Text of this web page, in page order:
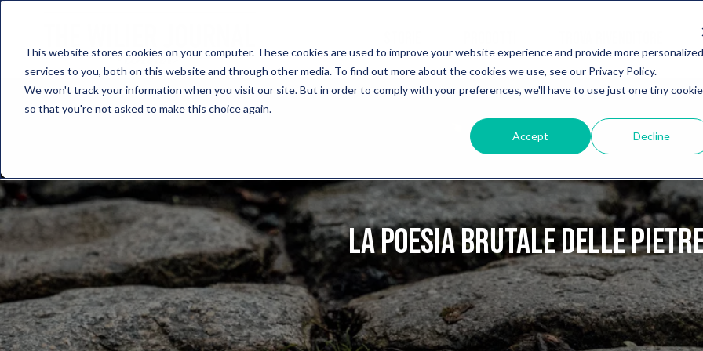
This website stores cookies on your computer. These cookies are used to improve your website experience and provide more personalized
services to you, both on this website and through other media. To find out more about the cookies we use, see our Privacy Policy.
We won't track your information when you visit our site. But in order to comply with your preferences, we'll have to use just one tiny cookie
so that you're not asked to make this choice again.
Accept Decline
La poesia brutale delle